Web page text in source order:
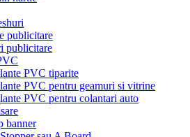
publicitare
publicitare
PVC tiparite
PVC pentru geamuri si vitrine
PVC pentru colantari auto
banner